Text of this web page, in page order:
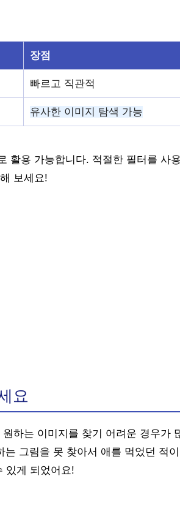
장점
빠르고 직관적
유사한 이미지 탐색 가능
활용 가능합니다. 적절한 필터를 사
보세요!
요
하는 이미지를 찾기 어려운 경우가
그림을 못 찾아서 애를 먹었던 적
있게 되었어요!